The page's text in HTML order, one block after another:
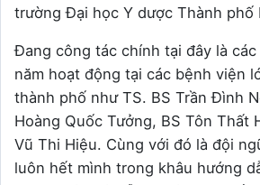
trường Đại học Y dược Thành phố
Đang công tác chính tại đây là
năm hoạt động tại các bệnh viện
thành phố như TS. BS Trần Đình
Hoàng Quốc Tưởng, BS Tôn Thất
Vũ Thi Hiệu. Cùng với đó là đội
luôn hết mình trong khâu hướng